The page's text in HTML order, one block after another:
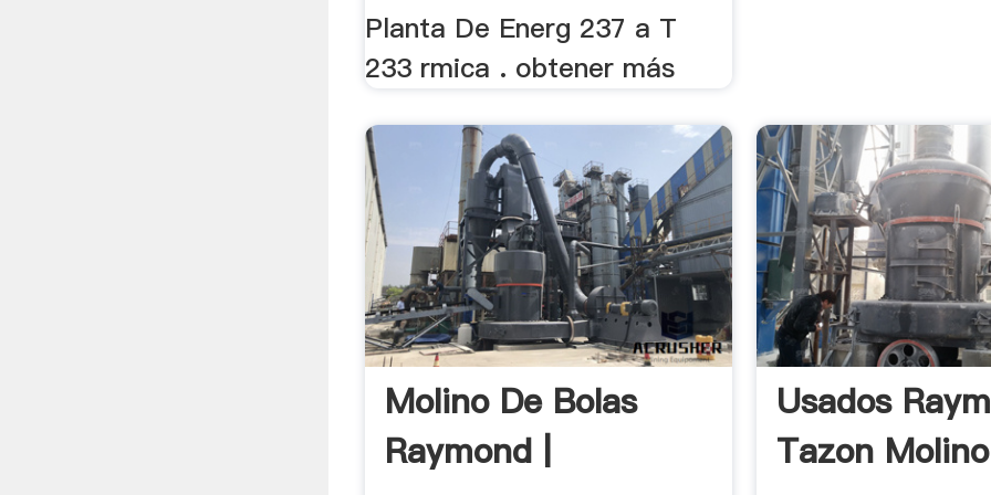
Planta De Energ 237 a T
233 rmica . obtener más
Molino De Bolas
Raymond |
Usados
Tazon Molino